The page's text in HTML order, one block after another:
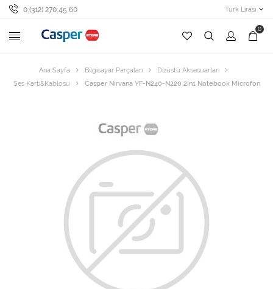
0 (312) 270 45 60 Türk Lirası
0
Ana Sayfa Bilgisayar Parçaları
Dizüstü Aksesuarları
Ses Kartı&Kablosu
Casper Nirvana YF-N240-N220 2In1 Notebook Microfon